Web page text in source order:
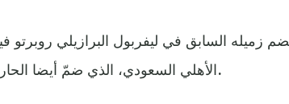
زميله السابق في ليفربول البرازيلي روبرتو
الأهلي السعودي، الذي ضمّ أيضا الحارس السنغالي إدوارد ميندي من تشيلسي.